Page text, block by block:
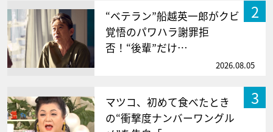
2
“ベテラン”船越英一郎がクビ
覚悟のパワハラ謝罪拒
否！“後輩”だけ…
2026.08.05
3
マツコ、初めて食べたとき
の“衝撃度ナンバーワングル